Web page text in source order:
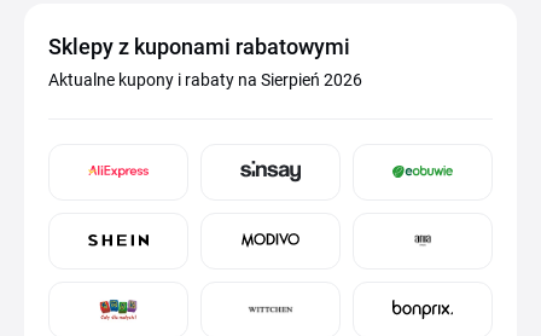
Sklepy z kuponami rabatowymi
Aktualne kupony i rabaty na Sierpień 2026